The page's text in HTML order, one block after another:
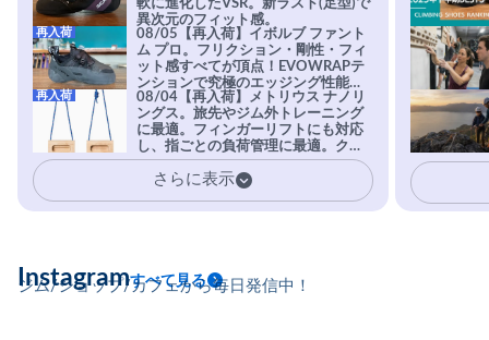
軟に進化したVSR。新ラスト(足型)で
異次元のフィット感。
08/05【再入荷】イボルブ ファント
ム プロ。フリクション・剛性・フィ
ット感すべてが頂点！EVOWRAPテ
ンションで究極のエッジング性能を
実現。進化系ラバーEvo-74はTRAX
を凌駕する粘着力で極小ホールドに
安心感。
再入荷
08/04【再入荷】メトリウス ナノリ
ングス。旅先やジム外トレーニング
に最適。フィンガーリフトにも対応
し、指ごとの負荷管理に最適。クラ
イマーの指を本気で鍛えるギア。
再入荷
さらに表示
ジム/ショップ/カフェから毎日発信中！
Instagramすべて見る